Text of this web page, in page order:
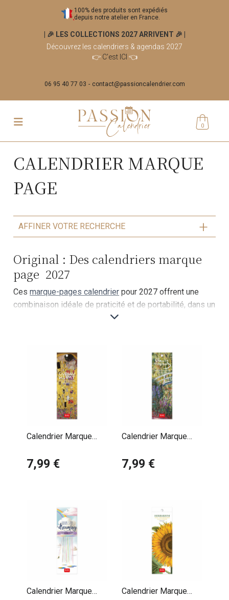
100% des produits sont expédiés
depuis notre atelier en France.
| 🎉 LES COLLECTIONS 2027 ARRIVENT 🎉
Découvrez les calendriers & agendas 2027
👉 C'est ICI 👈
06 95 40 77 03 contact@passioncalendrier.com
0
CALENDRIER MARQUE
PAGE
AFFINER VOTRE RECHERCHE
Original : Des calendriers marque
page 2027
Cesmarque-pages calendrier pour 2027 offrent une
combinaison idéale de praticité et de portabilité, dans un
format compact de 5,5x17 cm. Chaque exemplaire de
Chaque page présente non seulement une vue claire
des jours, semaines et mois à venir, mais également un
espace dédié pour prendre des notes, en faisant un outil
essentiel pour rester organisé tout en ajoutant une
touche décorative à n'importe quel livre ou agenda.
Calendrier Marque
Klimt
7,99 €
Calendrier Marque
Monet
7,99 €
Calendrier Marque
Calendrier Marque